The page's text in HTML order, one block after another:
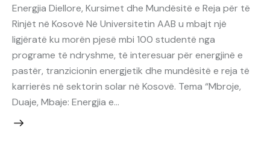
Energjia Diellore, Kursimet dhe Mundësitë e Reja për të
Rinjët në Kosovë Në Universitetin AAB u mbajt një
ligjëratë ku morën pjesë mbi 100 studentë nga
programe të ndryshme, të interesuar për energjinë e
pastër, tranzicionin energjetik dhe mundësitë e reja të
karrierës në sektorin solar në Kosovë. Tema “Mbroje,
Duaje, Mbaje: Energjia e…